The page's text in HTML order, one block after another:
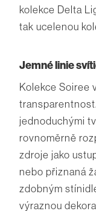
kolekce Delta
tak ucelenou
Jemné linie
Kolekce Soiree
jednoduchými
rovnoměrně
zdroje jako
nebo přiznaná
zdobným
výraznou